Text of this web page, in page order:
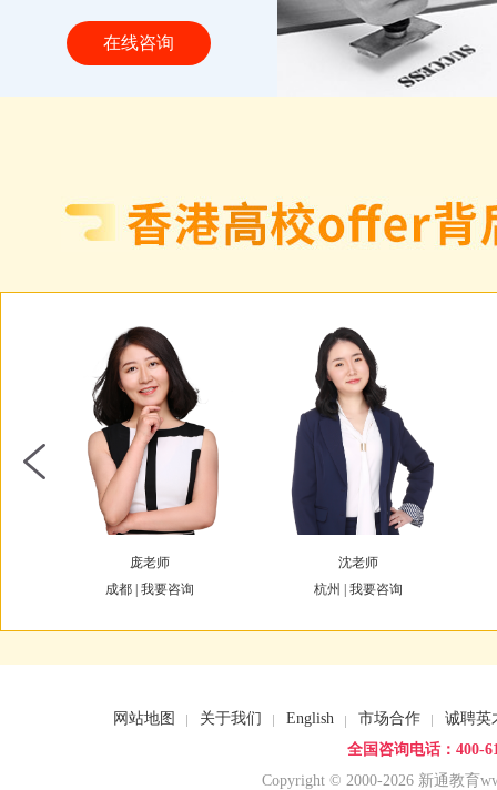
在线咨询
庞老师
成都 | 我要咨询
沈老师
杭州 | 我要咨询
网站地图 关于我们 English 市场合作
诚聘英
全国咨询电话：400-
Copyright © 2000-2026 新通教育